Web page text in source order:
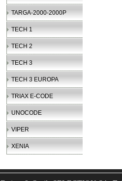
TARGA-2000-2000P
TECH 1
TECH 2
TECH 3
TECH 3 EUROPA
TRIAX E-CODE
UNOCODE
VIPER
XENIA